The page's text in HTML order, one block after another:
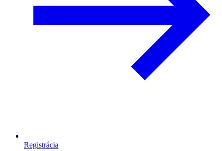
Registrácia